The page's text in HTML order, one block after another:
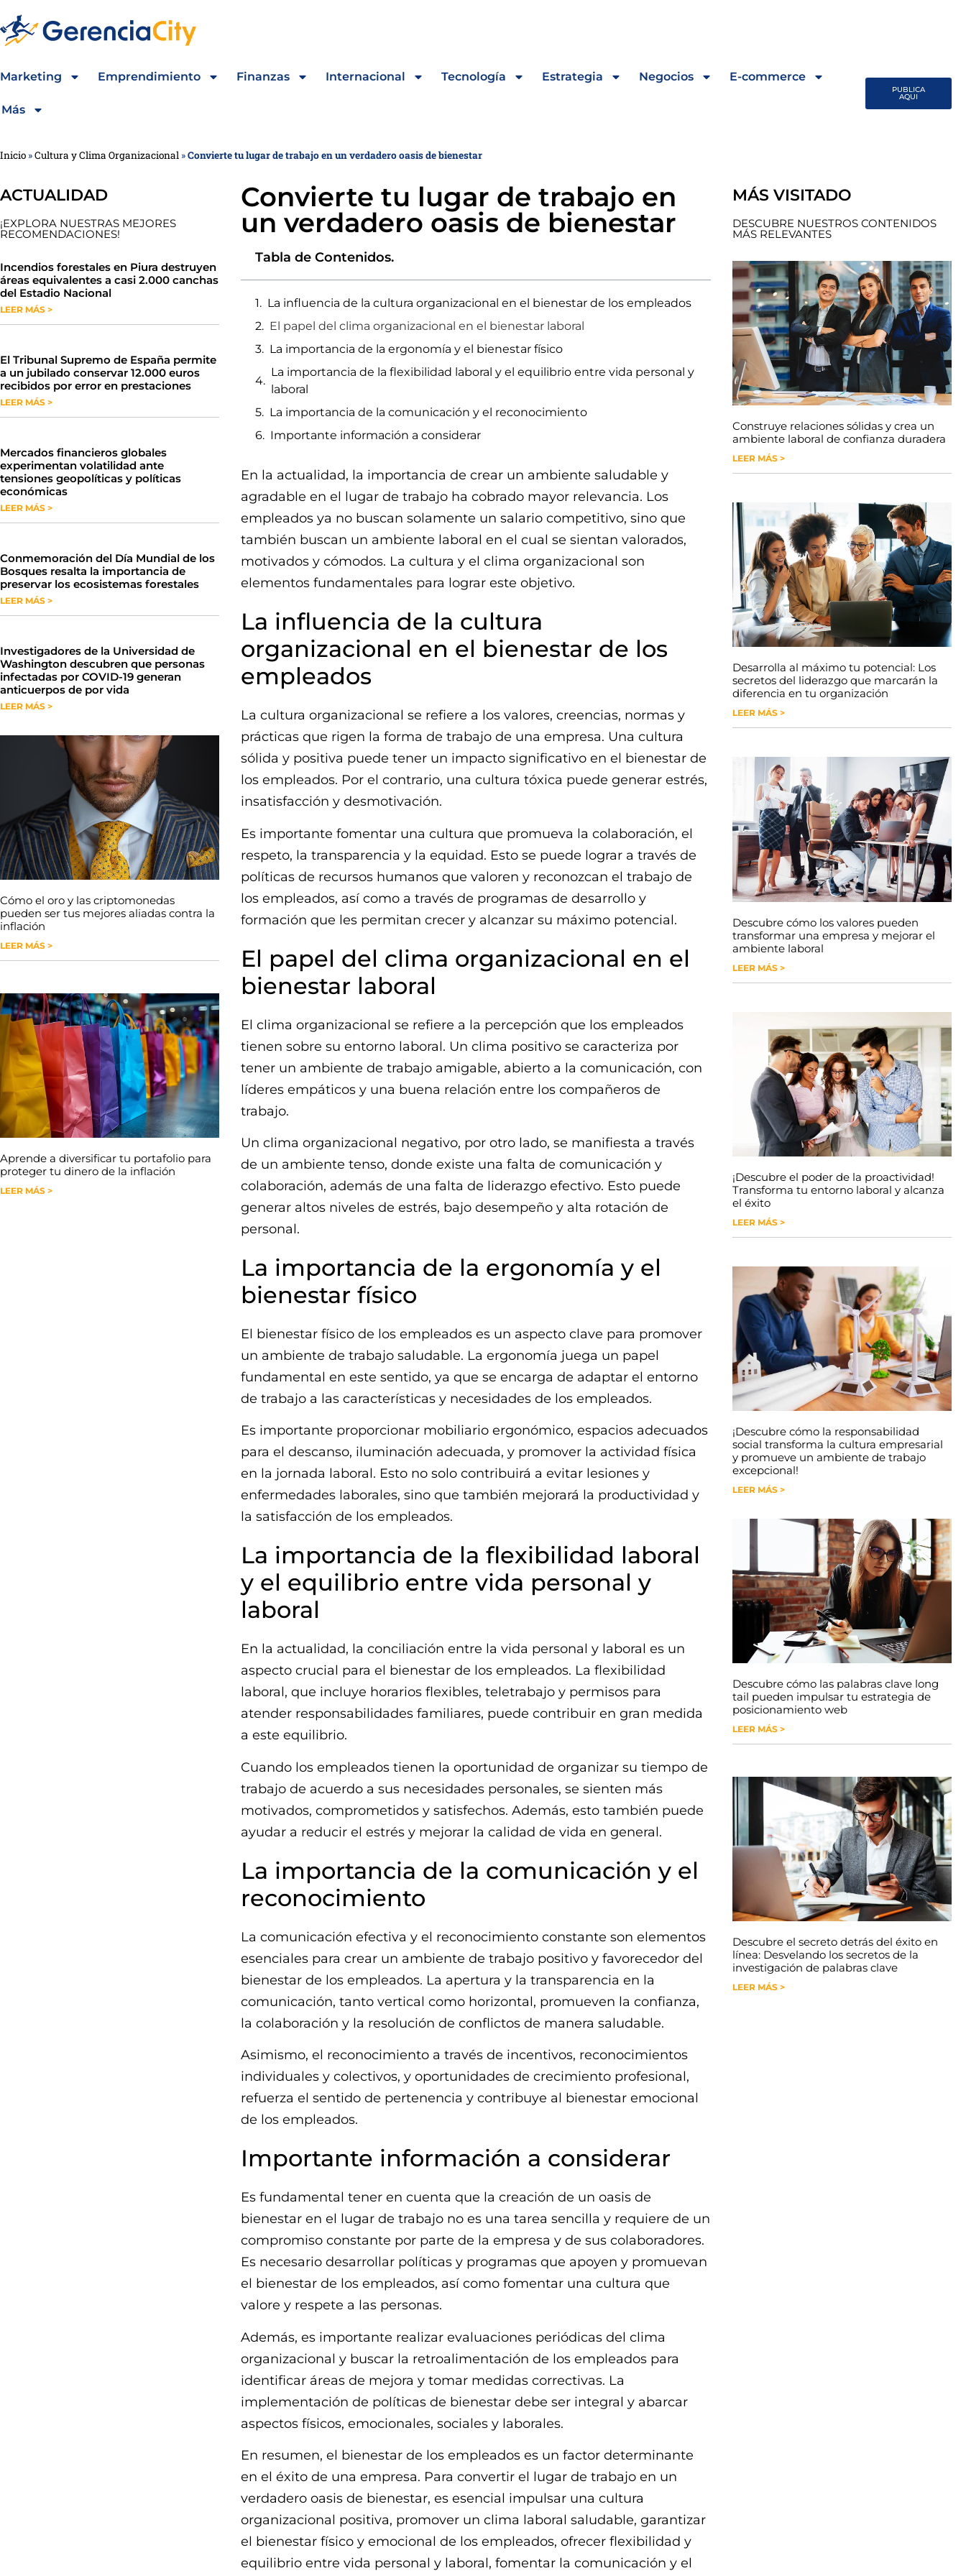
Marketing Emprendimiento Finanzas Internacional Tecnología Estrategia Negocios E-commerce
Más
PUBLICA
AQUI
Inicio »Cultura y Clima Organizacional »Convierte tu lugar de trabajo en un verdadero oasis de bienestar
ACTUALIDAD
¡EXPLORA NUESTRAS MEJORES
RECOMENDACIONES!
​​​​Incendios forestales en Piura destruyen
áreas equivalentes a casi 2.000 canchas
del Estadio Nacional
LEER MÁS >
​El Tribunal Supremo de España permite
a un jubilado conservar 12.000 euros
recibidos por error en prestaciones
LEER MÁS >
Mercados financieros globales
experimentan volatilidad ante
tensiones geopolíticas y políticas
económicas
LEER MÁS >
Conmemoración del Día Mundial de los
Bosques resalta la importancia de
preservar los ecosistemas forestales
LEER MÁS >
Investigadores de la Universidad de
Washington descubren que personas
infectadas por COVID-19 generan
anticuerpos de por vida
LEER MÁS >
Cómo el oro y las criptomonedas
pueden ser tus mejores aliadas contra la
inflación
LEER MÁS >
Aprende a diversificar tu portafolio para
proteger tu dinero de la inflación
LEER MÁS >
Convierte tu lugar de trabajo en
un verdadero oasis de bienestar
Tabla de Contenidos.
La influencia de la cultura organizacional en el bienestar de los empleados
El papel del clima organizacional en el bienestar laboral
La importancia de la ergonomía y el bienestar físico
La importancia de la flexibilidad laboral y el equilibrio entre vida personal y
laboral
La importancia de la comunicación y el reconocimiento
Importante información a considerar
En la actualidad, la importancia de crear un ambiente saludable y
agradable en el lugar de trabajo ha cobrado mayor relevancia. Los
empleados ya no buscan solamente un salario competitivo, sino que
también buscan un ambiente laboral en el cual se sientan valorados,
motivados y cómodos. La cultura y el clima organizacional son
elementos fundamentales para lograr este objetivo.
La influencia de la cultura
organizacional en el bienestar de los
empleados
La cultura organizacional se refiere a los valores, creencias, normas y
prácticas que rigen la forma de trabajo de una empresa. Una cultura
sólida y positiva puede tener un impacto significativo en el bienestar de
los empleados. Por el contrario, una cultura tóxica puede generar estrés,
insatisfacción y desmotivación.
Es importante fomentar una cultura que promueva la colaboración, el
respeto, la transparencia y la equidad. Esto se puede lograr a través de
políticas de recursos humanos que valoren y reconozcan el trabajo de
los empleados, así como a través de programas de desarrollo y
formación que les permitan crecer y alcanzar su máximo potencial.
El papel del clima organizacional en el
bienestar laboral
El clima organizacional se refiere a la percepción que los empleados
tienen sobre su entorno laboral. Un clima positivo se caracteriza por
tener un ambiente de trabajo amigable, abierto a la comunicación, con
líderes empáticos y una buena relación entre los compañeros de
trabajo.
Un clima organizacional negativo, por otro lado, se manifiesta a través
de un ambiente tenso, donde existe una falta de comunicación y
colaboración, además de una falta de liderazgo efectivo. Esto puede
generar altos niveles de estrés, bajo desempeño y alta rotación de
personal.
La importancia de la ergonomía y el
bienestar físico
El bienestar físico de los empleados es un aspecto clave para promover
un ambiente de trabajo saludable. La ergonomía juega un papel
fundamental en este sentido, ya que se encarga de adaptar el entorno
de trabajo a las características y necesidades de los empleados.
Es importante proporcionar mobiliario ergonómico, espacios adecuados
para el descanso, iluminación adecuada, y promover la actividad física
en la jornada laboral. Esto no solo contribuirá a evitar lesiones y
enfermedades laborales, sino que también mejorará la productividad y
la satisfacción de los empleados.
La importancia de la flexibilidad laboral
y el equilibrio entre vida personal y
laboral
En la actualidad, la conciliación entre la vida personal y laboral es un
aspecto crucial para el bienestar de los empleados. La flexibilidad
laboral, que incluye horarios flexibles, teletrabajo y permisos para
atender responsabilidades familiares, puede contribuir en gran medida
a este equilibrio.
Cuando los empleados tienen la oportunidad de organizar su tiempo de
trabajo de acuerdo a sus necesidades personales, se sienten más
motivados, comprometidos y satisfechos. Además, esto también puede
ayudar a reducir el estrés y mejorar la calidad de vida en general.
La importancia de la comunicación y el
reconocimiento
La comunicación efectiva y el reconocimiento constante son elementos
esenciales para crear un ambiente de trabajo positivo y favorecedor del
bienestar de los empleados. La apertura y la transparencia en la
comunicación, tanto vertical como horizontal, promueven la confianza,
la colaboración y la resolución de conflictos de manera saludable.
Asimismo, el reconocimiento a través de incentivos, reconocimientos
individuales y colectivos, y oportunidades de crecimiento profesional,
refuerza el sentido de pertenencia y contribuye al bienestar emocional
de los empleados.
Importante información a considerar
Es fundamental tener en cuenta que la creación de un oasis de
bienestar en el lugar de trabajo no es una tarea sencilla y requiere de un
compromiso constante por parte de la empresa y de sus colaboradores.
Es necesario desarrollar políticas y programas que apoyen y promuevan
el bienestar de los empleados, así como fomentar una cultura que
valore y respete a las personas.
Además, es importante realizar evaluaciones periódicas del clima
organizacional y buscar la retroalimentación de los empleados para
identificar áreas de mejora y tomar medidas correctivas. La
implementación de políticas de bienestar debe ser integral y abarcar
aspectos físicos, emocionales, sociales y laborales.
En resumen, el bienestar de los empleados es un factor determinante
en el éxito de una empresa. Para convertir el lugar de trabajo en un
verdadero oasis de bienestar, es esencial impulsar una cultura
organizacional positiva, promover un clima laboral saludable, garantizar
el bienestar físico y emocional de los empleados, ofrecer flexibilidad y
equilibrio entre vida personal y laboral, fomentar la comunicación y el
MÁS VISITADO
DESCUBRE NUESTROS CONTENIDOS
MÁS RELEVANTES
Construye relaciones sólidas y crea un
ambiente laboral de confianza duradera
LEER MÁS >
Desarrolla al máximo tu potencial: Los
secretos del liderazgo que marcarán la
diferencia en tu organización
LEER MÁS >
Descubre cómo los valores pueden
transformar una empresa y mejorar el
ambiente laboral
LEER MÁS >
¡Descubre el poder de la proactividad!
Transforma tu entorno laboral y alcanza
el éxito
LEER MÁS >
¡Descubre cómo la responsabilidad
social transforma la cultura empresarial
y promueve un ambiente de trabajo
excepcional!
LEER MÁS >
Descubre cómo las palabras clave long
tail pueden impulsar tu estrategia de
posicionamiento web
LEER MÁS >
Descubre el secreto detrás del éxito en
línea: Desvelando los secretos de la
investigación de palabras clave
LEER MÁS >